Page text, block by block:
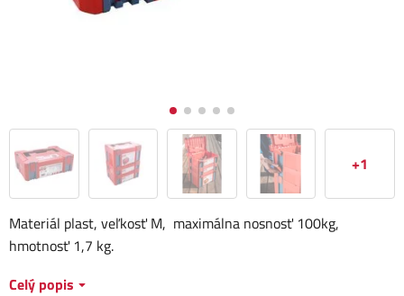
+1
Materiál plast, veľkosť M, maximálna nosnosť 100kg,
hmotnosť 1,7 kg.
Celý popis